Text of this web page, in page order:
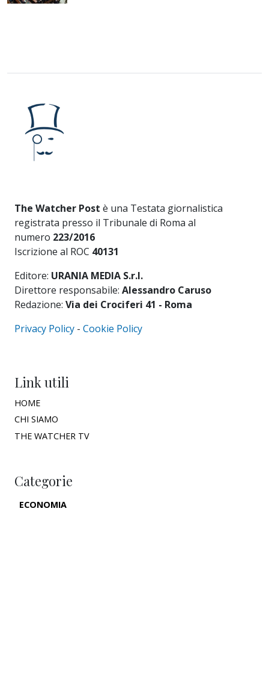
The Watcher Post è una Testata giornalistica
registrata presso il Tribunale di Roma al
numero 223/2016
Iscrizione al ROC 40131
Editore: URANIA MEDIA S.r.l.
Direttore responsabile: Alessandro Caruso
Redazione: Via dei Crociferi 41 - Roma
Privacy Policy - Cookie Policy
Link utili
HOME
CHI SIAMO
THE WATCHER TV
Categorie
ECONOMIA